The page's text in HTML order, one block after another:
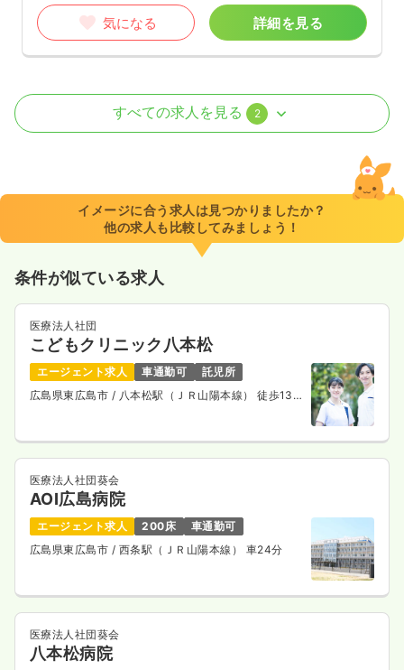
気になる 詳細を見る
介護・福祉系正・准看護師
8:30～17:30
月給23万円以上可
気になる
介護・福祉系正・准看護師 デイケア・デイサービス
一時募集休止
給与 お問い合わせください
時間 8:30～17:30
気になる
すべての求人を見る 2
イメージに合う求人は見つかりましたか？
他の求人も比較してみましょう！
条件が似ている求人
医療法人社団
こどもクリニック八本松
エージェント求人 車通勤可
託児所
広島県東広島市 / 八本松駅（ＪＲ山陽本線） 徒歩13
医療法人社団葵会
AOI広島病院
エージェント求人 200床
車通勤可
広島県東広島市 / 西条駅（ＪＲ山陽本線） 車24分
医療法人社団葵会
八本松病院